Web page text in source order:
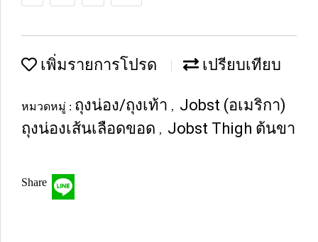
เพิ่มรายการโปรด เปรียบเทียบ
หมวดหมู่ : ถุงน่อง/ถุงเท้า , Jobst (อเมริกา)
ถุงน่องเส้นเลือดขอด , Jobst Thigh ต้นขา
Share